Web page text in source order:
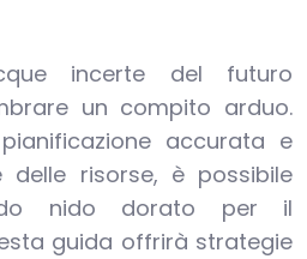
incerte del futuro
un compito arduo.
accurata e
delle risorse, è possibile
nido dorato per il
guida offrirà strategie